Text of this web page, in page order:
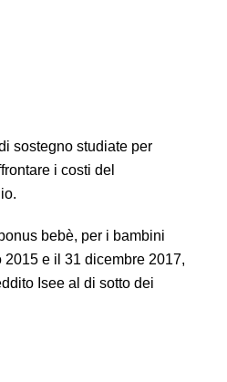
sostegno studiate per
i costi del
bebè, per i bambini
2015 e il 31 dicembre 2017,
Isee al di sotto dei